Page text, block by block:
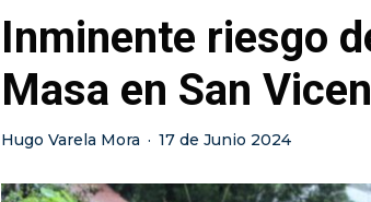
Inminente riesgo
Masa en San
Hugo Varela Mora · 17 de Junio 2024